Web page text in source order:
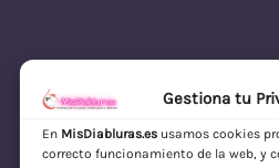
Gestiona tu
En MisDiabluras.esusamos cookies
correcto funcionamiento de la web, y